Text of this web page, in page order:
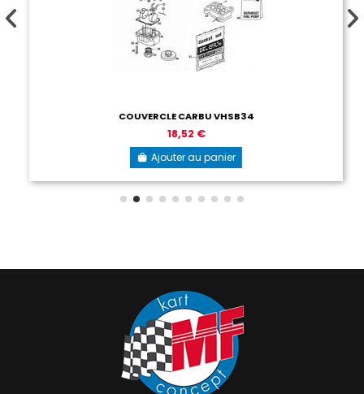
COUVERCLE CARBU VHSB34
18,52 €
Ajouter au panier